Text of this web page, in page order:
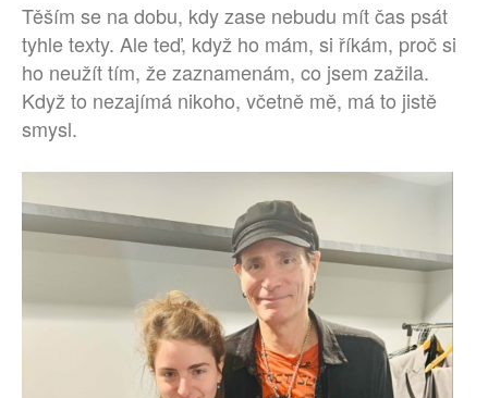
Těším se na dobu, kdy zase nebudu mít čas psát
tyhle texty. Ale teď, když ho mám, si říkám, proč si
ho neužít tím, že zaznamenám, co jsem zažila.
Když to nezajímá nikoho, včetně mě, má to jistě
smysl.